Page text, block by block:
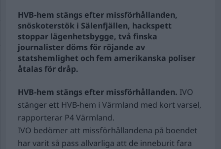
HVB-hem stängs efter missförhållanden,
snöskoterstök i Sälenfjällen, hackspett
stoppar lägenhetsbygge, två finska
journalister döms för röjande av
statshemlighet och fem amerikanska poliser
åtalas för dråp.
HVB-hem stängs efter missförhållanden. IVO
stänger ett HVB-hem i Värmland med kort varsel,
rapporterar P4 Värmland.
IVO bedömer att missförhållandena på boendet
har varit så pass allvarliga att de inneburit fara